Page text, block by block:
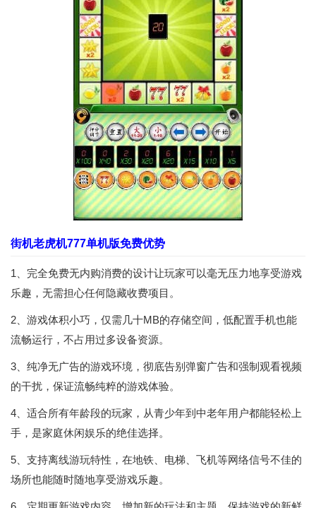
街机老虎机777单机版免费优势
1、完全免费无内购消费的设计让玩家可以毫无压力地享受游戏
乐趣，无需担心任何隐藏收费项目。
2、游戏体积小巧，仅需几十MB的存储空间，低配置手机也能
流畅运行，不占用过多设备资源。
3、纯净无广告的游戏环境，彻底告别弹窗广告和强制观看视频
的干扰，保证流畅纯粹的游戏体验。
4、适合所有年龄段的玩家，从青少年到中老年用户都能轻松上
手，是家庭休闲娱乐的绝佳选择。
5、支持离线游玩特性，在地铁、电梯、飞机等网络信号不佳的
场所也能随时随地享受游戏乐趣。